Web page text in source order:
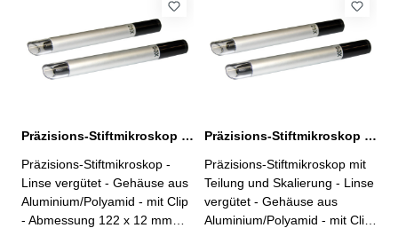
Präzisions-Stiftmikroskop 25 Dioptrie | ohne Skalierung
Präzisions-Stiftmikroskop -
Linse vergütet - Gehäuse aus
Aluminium/Polyamid - mit Clip
- Abmessung 122 x 12 mm
Präzisions-Stiftmikroskop 25 Dioptrie | Skalierung A
Präzisions-Stiftmikroskop mit
Teilung und Skalierung - Linse
vergütet - Gehäuse aus
Aluminium/Polyamid - mit Clip